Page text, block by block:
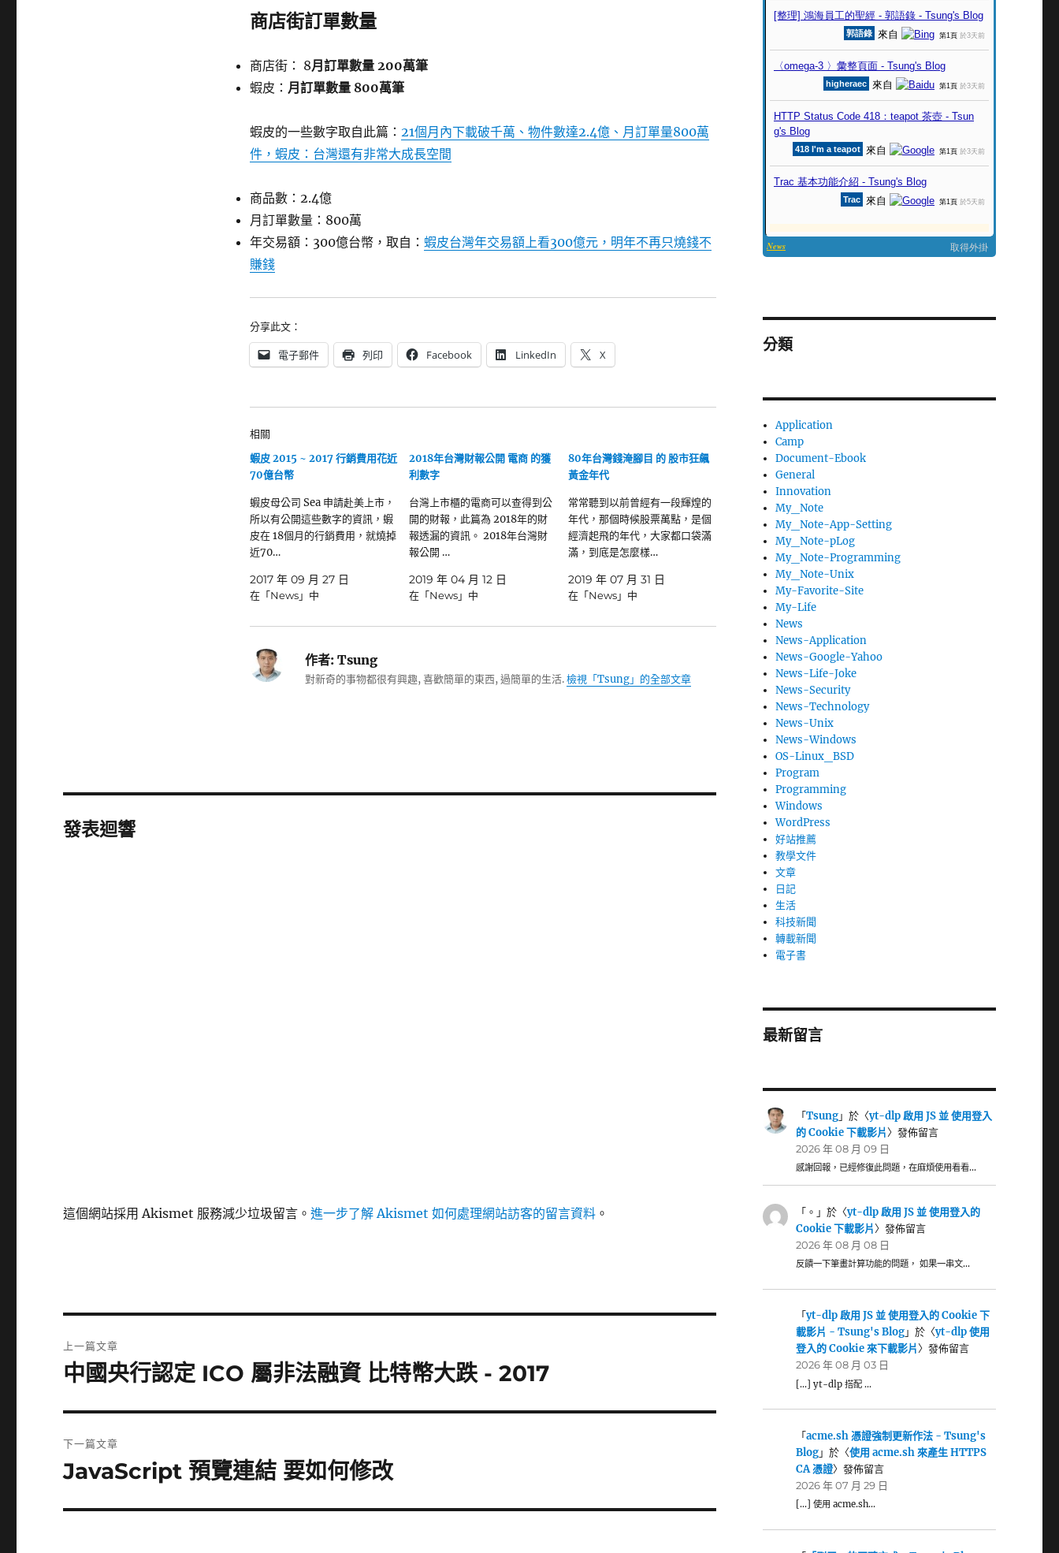
商店街訂單數量
商店街： 8月訂單數量 200萬筆
蝦皮： 月訂單數量 800萬筆
蝦皮的一些數字取自此篇： 21個月內下載破千萬、物件數達2.4億、月訂單量800萬
件，蝦皮：台灣還有非常大成長空間
商品數：2.4億
月訂單數量：800萬
年交易額：300億台幣，取自： 蝦皮台灣年交易額上看300億元，明年不再只燒錢不
賺錢
分享此文：
電子郵件 列印 Facebook LinkedIn X
相關
蝦皮 2015 ~ 2017 行銷費用花近
70億台幣
蝦皮母公司 Sea 申請赴美上市，
所以有公開這些數字的資訊，蝦
皮在 18個月的行銷費用，就燒掉
近70…
2017 年 09 月 27 日
在「News」中
2018年台灣財報公開 電商 的獲
利數字
台灣上市櫃的電商可以查得到公
開的財報，此篇為 2018年的財
報透漏的資訊。 2018年台灣財
報公開 …
2019 年 04 月 12 日
在「News」中
80年台灣錢淹腳目 的 股市狂飆
黃金年代
常常聽到以前曾經有一段輝煌的
年代，那個時候股票萬點，是個
經濟起飛的年代，大家都口袋滿
滿，到底是怎麼樣…
2019 年 07 月 31 日
在「News」中
作者:Tsung
對新奇的事物都很有興趣, 喜歡簡單的東西, 過簡單的生活.檢視「Tsung」的全部文章
發表迴響
這個網站採用 Akismet 服務減少垃圾留言。進一步了解 Akismet 如何處理網站訪客的留言資料 。
章
上一篇文章
上
篇
文
中國央行認定 ICO 屬非法融資 比特幣大跌 - 2017
下一篇文章
下
篇
JavaScript 預覽連結 要如何修改
分類
Application
Camp
Document-Ebook
General
Innovation
My_Note
My_Note-App-Setting
My_Note-pLog
My_Note-Programming
My_Note-Unix
My-Favorite-Site
My-Life
News
News-Application
News-Google-Yahoo
News-Life-Joke
News-Security
News-Technology
News-Unix
News-Windows
OS-Linux_BSD
Program
Programming
Windows
WordPress
好站推薦
教學文件
文章
日記
生活
科技新聞
轉載新聞
電子書
最新留言
「Tsung」於〈yt-dlp 啟用 JS 並 使用登入
的 Cookie 下載影片〉發佈留言
2026 年 08 月 09 日
感謝回報，已經修復此問題，在麻煩使用看看…
「 。 」於〈yt-dlp 啟用 JS 並 使用登入的
Cookie 下載影片〉發佈留言
2026 年 08 月 08 日
反饋一下筆畫計算功能的問題， 如果一串文…
「yt-dlp 啟用 JS 並 使用登入的 Cookie 下
載影片 - Tsung's Blog」於〈yt-dlp 使用
登入的 Cookie 來下載影片〉發佈留言
2026 年 08 月 03 日
[…] yt-dlp 搭配 …
「acme.sh 憑證強制更新作法 - Tsung's
Blog」於〈使用 acme.sh 來產生 HTTPS
CA 憑證〉發佈留言
2026 年 07 月 29 日
[…] 使用 acme.sh…